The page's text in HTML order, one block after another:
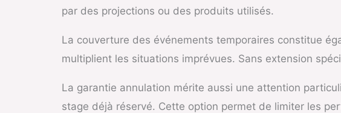
par des projections ou des produits utilisés.
La couverture des événements temporaires constitue
multiplient les situations imprévues. Sans extension
La garantie annulation mérite aussi une attention
stage déjà réservé. Cette option permet de limiter les